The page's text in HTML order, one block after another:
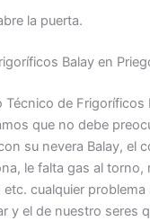
la puerta.
Balay en
Técnico de Frigoríficos
que no debe
su nevera Balay, el
le falta gas al torno,
cualquier
y el de nuestro seres